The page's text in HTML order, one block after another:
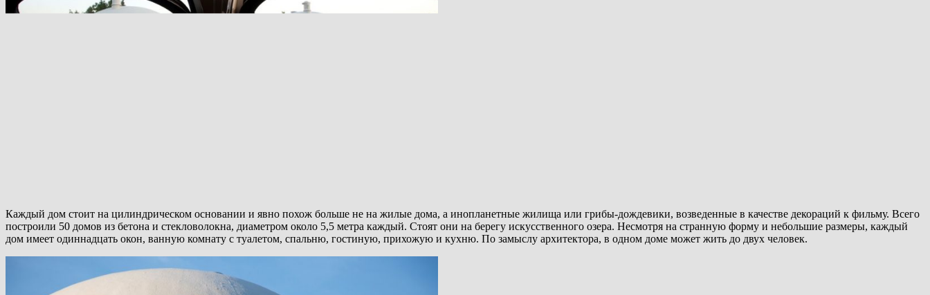
Каждый дом стоит на цилиндрическом основании и явно похож больше не на жилые дома, а инопланетные жилища или грибы-дождевики, возведенные в качестве декораций к фильму. Всего
построили 50 домов из бетона и стекловолокна, диаметром около 5,5 метра каждый. Стоят они на берегу искусственного озера. Несмотря на странную форму и небольшие размеры, каждый
дом имеет одиннадцать окон, ванную комнату с туалетом, спальню, гостиную, прихожую и кухню. По замыслу архитектора, в одном доме может жить до двух человек.